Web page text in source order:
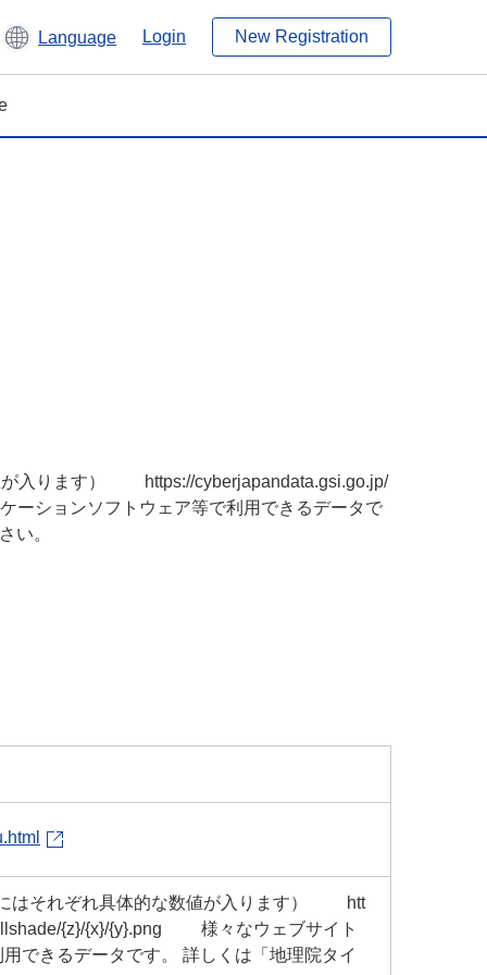
Language Login New Registration
が入ります） https://cyberjapandata.gsi.go.jp/
ションソフトウェア等で利用できるデータで
い。
にはそれぞれ具体的な数値が入ります） htt
{z}/{x}/{y}.png 様々なウェブサイト
できるデータです。 詳しくは「地理院タイ